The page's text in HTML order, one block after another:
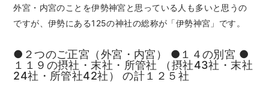
外宮・内宮のことを伊勢神宮と思っている人も多いと思うの
ですが、伊勢にある125の神社の総称が「伊勢神宮」です。
●２つのご正宮（外宮・内宮） ●１４の別宮 ●
１１９の摂社・末社・所管社 （摂社43社・末社
24社・所管社42社） の計１２５社